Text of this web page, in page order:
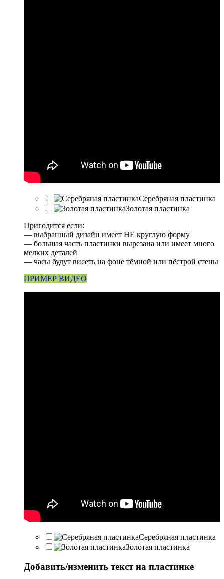
Серебряная пластинка
Золотая пластинка
Пригодится если:
— выбранный дизайн имеет НЕ круглую форму
— большая часть пластинки вырезана или имеет много
мелких деталей
— часы будут висеть на фоне тёмной или пёстрой стены
ПРИМЕР ВИДЕО
Серебряная пластинка
Золотая пластинка
Добавить/изменить текст на пластинке